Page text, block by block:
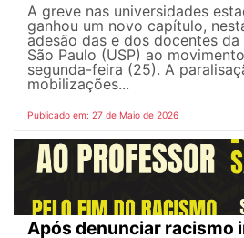
A greve nas universidades
ganhou um novo capítulo,
adesão das e dos docentes
São Paulo (USP) ao
segunda-feira (25). A
mobilizações...
Publicado em: 27 de Maio de 2026
Após denunciar racismo